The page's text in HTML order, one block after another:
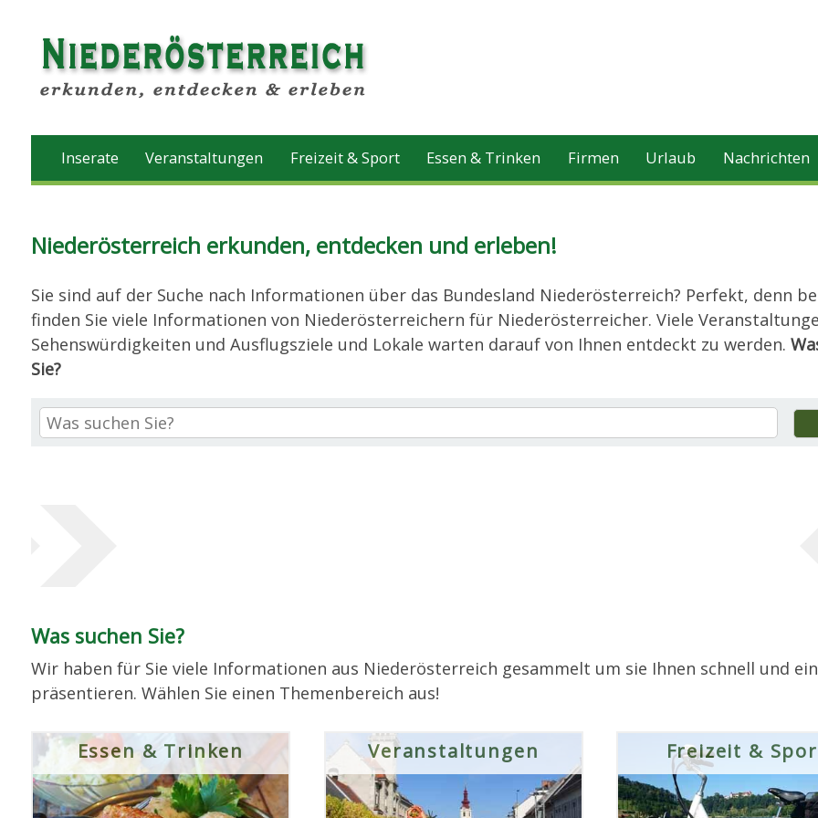
Inserate Veranstaltungen Freizeit & Sport Essen & Trinken Firmen Urlaub Nachrichten
Niederösterreich erkunden, entdecken und erleben!
Sie sind auf der Suche nach Informationen über das Bundesland Niederösterreich? Perfekt, denn
finden Sie viele Informationen von Niederösterreichern für Niederösterreicher. Viele
Sehenswürdigkeiten und Ausflugsziele und Lokale warten darauf von Ihnen entdeckt zu werden.
Sie?
Was suchen Sie?
Wir haben für Sie viele Informationen aus Niederösterreich gesammelt um sie Ihnen schnell und
präsentieren. Wählen Sie einen Themenbereich aus!
Essen & Trinken Veranstaltungen Freizeit &